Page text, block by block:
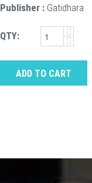
Publisher : Gatidhara
QTY:
ADD TO CART